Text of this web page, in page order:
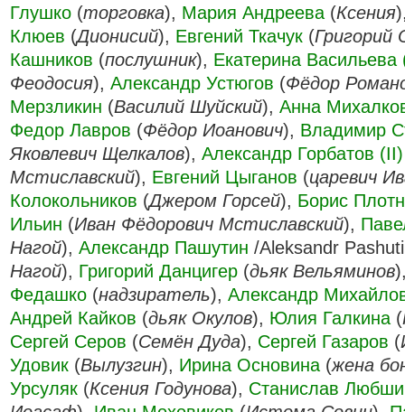
Глушко (торговка), Мария Андреева (Ксения
Клюев (Дионисий), Евгений Ткачук (Григорий
Кашников (послушник), Екатерина Васильева
Феодосия), Александр Устюгов (Фёдор
Мерзликин (Василий Шуйский), Анна
Федор Лавров (Фёдор Иоанович), Владимир
Яковлевич Щелкалов), Александр Горбатов (II)
Мстиславский), Евгений Цыганов (царевич
Колокольников (Джером Горсей), Борис
Ильин (Иван Фёдорович Мстиславский),
Нагой), Александр Пашутин /Aleksandr
Нагой), Григорий Данцигер (дьяк Вельяминов
Федашко (надзиратель), Александр
Андрей Кайков (дьяк Окулов), Юлия Галкина (
Сергей Серов (Семён Дуда), Сергей Газаров (
Удовик (Вылузгин), Ирина Основина (жена
Урсуляк (Ксения Годунова), Станислав